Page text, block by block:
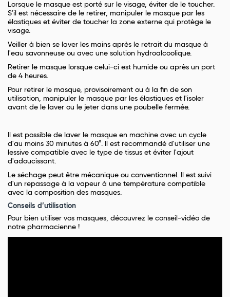
Lorsque le masque est porté sur le visage, éviter de le toucher.
S'il est nécessaire de le retirer, manipuler le masque par les
élastiques et éviter de toucher la zone externe qui protège le
visage.
Veiller à bien se laver les mains après le retrait du masque à
l'eau savonneuse ou avec une solution hydroalcoolique.
Retirer le masque lorsque celui-ci est humide ou après un port
de 4 heures.
Pour retirer le masque, provisoirement ou à la fin de son
utilisation, manipuler le masque par les élastiques et l'isoler
avant de le laver ou le jeter dans une poubelle fermée.
Il est possible de laver le masque en machine avec un cycle
d'au moins 30 minutes à 60°. Il est recommandé d'utiliser une
lessive compatible avec le type de tissus et éviter l'ajout
d'adoucissant.
Le séchage peut être mécanique ou conventionnel. Il est suivi
d'un repassage à la vapeur à une température compatible
avec la composition des masques.
Conseils d’utilisation
Pour bien utiliser vos masques, découvrez le conseil-vidéo de
notre pharmacienne !